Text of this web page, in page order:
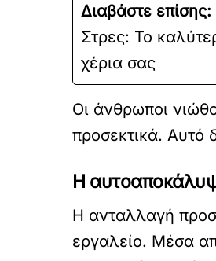
Διαβάστε επίσης:
Στρες: Το
χέρια σας
Οι άνθρωποι
προσεκτικά. Αυτό
Η
Η ανταλλαγή
εργαλείο. Μέσα